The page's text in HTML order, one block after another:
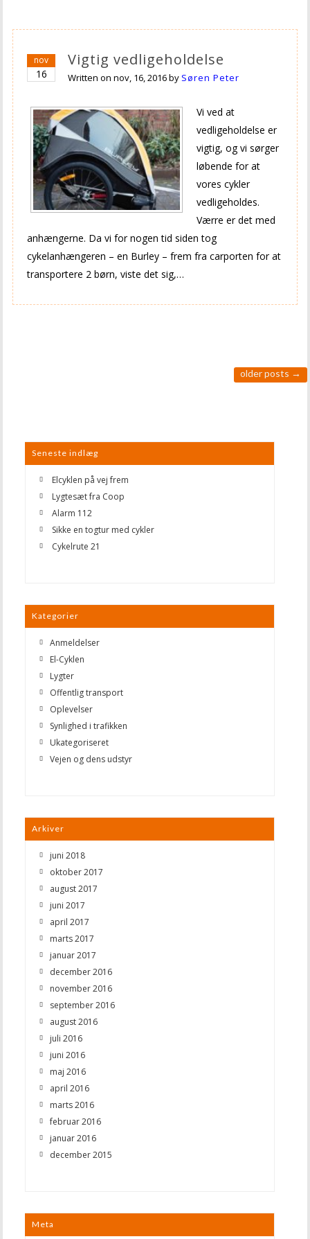
nov
16
Vigtig vedligeholdelse
Written onnov, 16, 2016by Søren Peter
Vi ved at
vedligeholdelse er
vigtig, og vi sørger
løbende for at
vores cykler
vedligeholdes.
Værre er det med
anhængerne. Da vi for nogen tid siden tog
cykelanhængeren – en Burley – frem fra carporten for at
transportere 2 børn, viste det sig,…
older posts →
Seneste indlæg
Elcyklen på vej frem
Lygtesæt fra Coop
Alarm 112
Sikke en togtur med cykler
Cykelrute 21
Kategorier
Anmeldelser
El-Cyklen
Lygter
Offentlig transport
Oplevelser
Synlighed i trafikken
Ukategoriseret
Vejen og dens udstyr
Arkiver
juni 2018
oktober 2017
august 2017
juni 2017
april 2017
marts 2017
januar 2017
december 2016
november 2016
september 2016
august 2016
juli 2016
juni 2016
maj 2016
april 2016
marts 2016
februar 2016
januar 2016
december 2015
Meta